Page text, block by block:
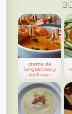
crema de
langostinos y
avellanas